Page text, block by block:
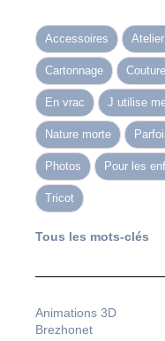
Accessoires
Cartonnage Couture
En vrac J utilise
Nature morte
Photos Pour les
Tricot
Tous les mots-clés
Animations 3D
Brezhonet